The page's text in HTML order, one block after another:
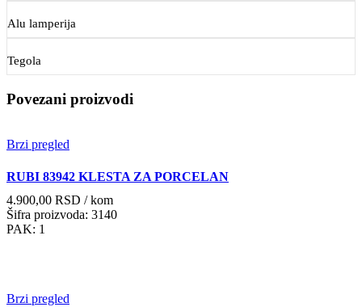
Alu lamperija
Tegola
Povezani proizvodi
Brzi pregled
RUBI 83942 KLESTA ZA PORCELAN
4.900,00 RSD / kom
Šifra proizvoda: 3140
PAK: 1
Brzi pregled